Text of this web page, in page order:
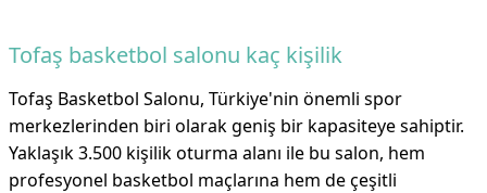
Tofaş basketbol salonu kaç kişilik
Tofaş Basketbol Salonu, Türkiye'nin önemli spor
merkezlerinden biri olarak geniş bir kapasiteye sahiptir.
Yaklaşık 3.500 kişilik oturma alanı ile bu salon, hem
profesyonel basketbol maçlarına hem de çeşitli